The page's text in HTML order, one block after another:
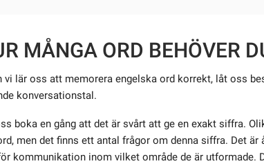
MÅNGA ORD BEHÖVER
vi lär oss att memorera engelska ord korrekt, låt oss
konversationstal.
boka en gång att det är svårt att ge en exakt siffra.
men det finns ett antal frågor om denna siffra. Det
kommunikation inom vilket område de är utformade.